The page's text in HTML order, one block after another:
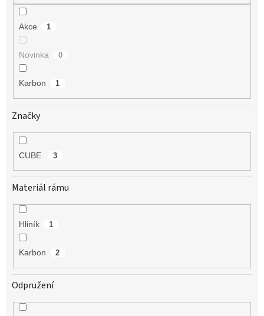
Akce 1
Novinka 0
Karbon 1
Značky
CUBE 3
Materiál rámu
Hliník 1
Karbon 2
Odpružení